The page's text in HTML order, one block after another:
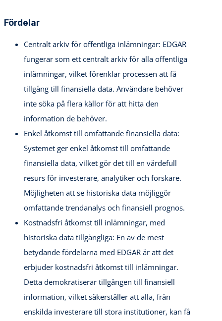
Fördelar
Centralt arkiv för offentliga inlämningar: EDGAR
fungerar som ett centralt arkiv för alla offentliga
inlämningar, vilket förenklar processen att få
tillgång till finansiella data. Användare behöver
inte söka på flera källor för att hitta den
information de behöver.
Enkel åtkomst till omfattande finansiella data:
Systemet ger enkel åtkomst till omfattande
finansiella data, vilket gör det till en värdefull
resurs för investerare, analytiker och forskare.
Möjligheten att se historiska data möjliggör
omfattande trendanalys och finansiell prognos.
Kostnadsfri åtkomst till inlämningar, med
historiska data tillgängliga: En av de mest
betydande fördelarna med EDGAR är att det
erbjuder kostnadsfri åtkomst till inlämningar.
Detta demokratiserar tillgången till finansiell
information, vilket säkerställer att alla, från
enskilda investerare till stora institutioner, kan få